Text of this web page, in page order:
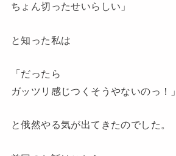
ちょん切ったせいらしい」
と知った私は
「だったら
ガッツリ感じつくそうやないのっ！」
と俄然やる気が出てきたのでした。